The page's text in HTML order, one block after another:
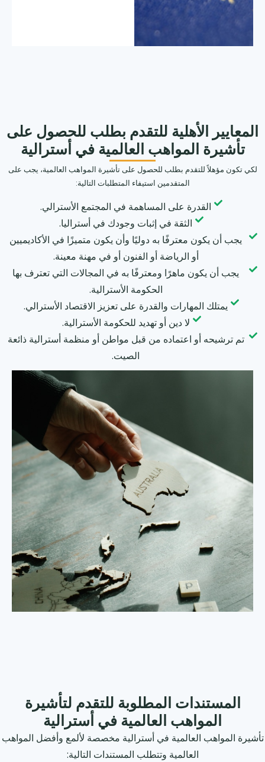
المعايير الأهلية للتقدم بطلب للحصول على
تأشيرة المواهب العالمية في أسترالية
لكي تكون مؤهلاً للتقدم بطلب للحصول على تأشيرة المواهب العالمية، يجب على
المتقدمين استيفاء المتطلبات التالية:
القدرة على المساهمة في المجتمع الأسترالي.
الثقة في إثبات وجودك في أستراليا.
يجب أن يكون معترفًا به دوليًا وأن يكون متميزًا في الأكاديميين
أو الرياضة أو الفنون أو في مهنة معينة.
يجب أن يكون ماهرًا ومعترفًا به في المجالات التي تعترف بها
الحكومة الأسترالية.
يمتلك المهارات والقدرة على تعزيز الاقتصاد الأسترالي.
لا دين أو تهديد للحكومة الأسترالية.
تم ترشيحه أو اعتماده من قبل مواطن أو منظمة أسترالية ذائعة
الصيت.
المستندات المطلوبة للتقدم لتأشيرة
المواهب العالمية في أسترالية
تأشيرة المواهب العالمية في أسترالية مخصصة لألمع وأفضل المواهب
العالمية وتتطلب المستندات التالية: